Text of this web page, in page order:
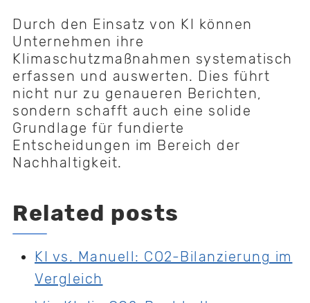
Durch den Einsatz von KI können
Unternehmen ihre
Klimaschutzmaßnahmen systematisch
erfassen und auswerten. Dies führt
nicht nur zu genaueren Berichten,
sondern schafft auch eine solide
Grundlage für fundierte
Entscheidungen im Bereich der
Nachhaltigkeit.
Related posts
KI vs. Manuell: CO2-Bilanzierung im
Vergleich